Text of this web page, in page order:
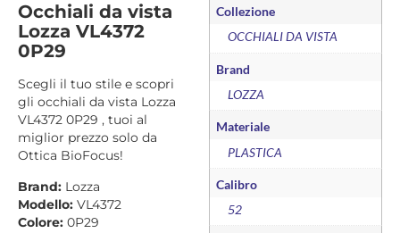
Occhiali da vista
Lozza VL4372
0P29
Scegli il tuo stile e scopri
gli occhiali da vista Lozza
VL4372 0P29 , tuoi al
miglior prezzo solo da
Ottica BioFocus!
Brand: Lozza
Modello: VL4372
Colore: 0P29
Collezione
OCCHIALI DA VISTA
Brand
LOZZA
Materiale
PLASTICA
Calibro
52